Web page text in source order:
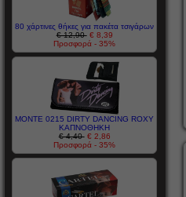
80 χάρτινες θήκες για πακέτα τσιγάρων
€ 12,90 € 8,39
Προσφορά - 35%
MONTE 0215 DIRTY DANCING ROXY
ΚΑΠΝΟΘΗΚΗ
€ 4,40 € 2,86
Προσφορά - 35%